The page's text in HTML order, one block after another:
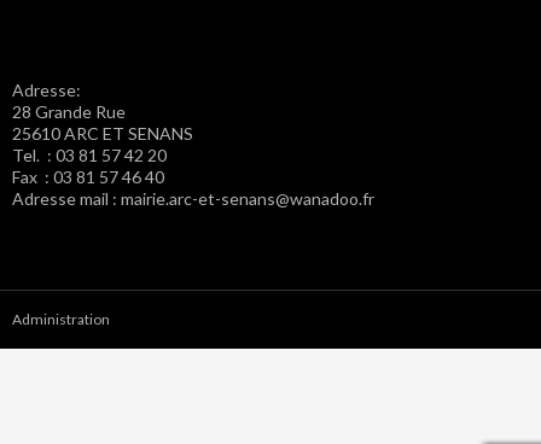
Adresse:
28 Grande Rue
25610 ARC ET SENANS
Tel. : 03 81 57 42 20
Fax : 03 81 57 46 40
Adresse mail : mairie.arc-et-senans@wanadoo.fr
Administration